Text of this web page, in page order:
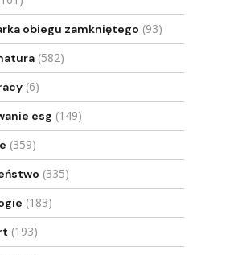
obiegu zamkniętego (93)
(582)
(6)
esg (149)
(359)
(335)
(183)
(193)